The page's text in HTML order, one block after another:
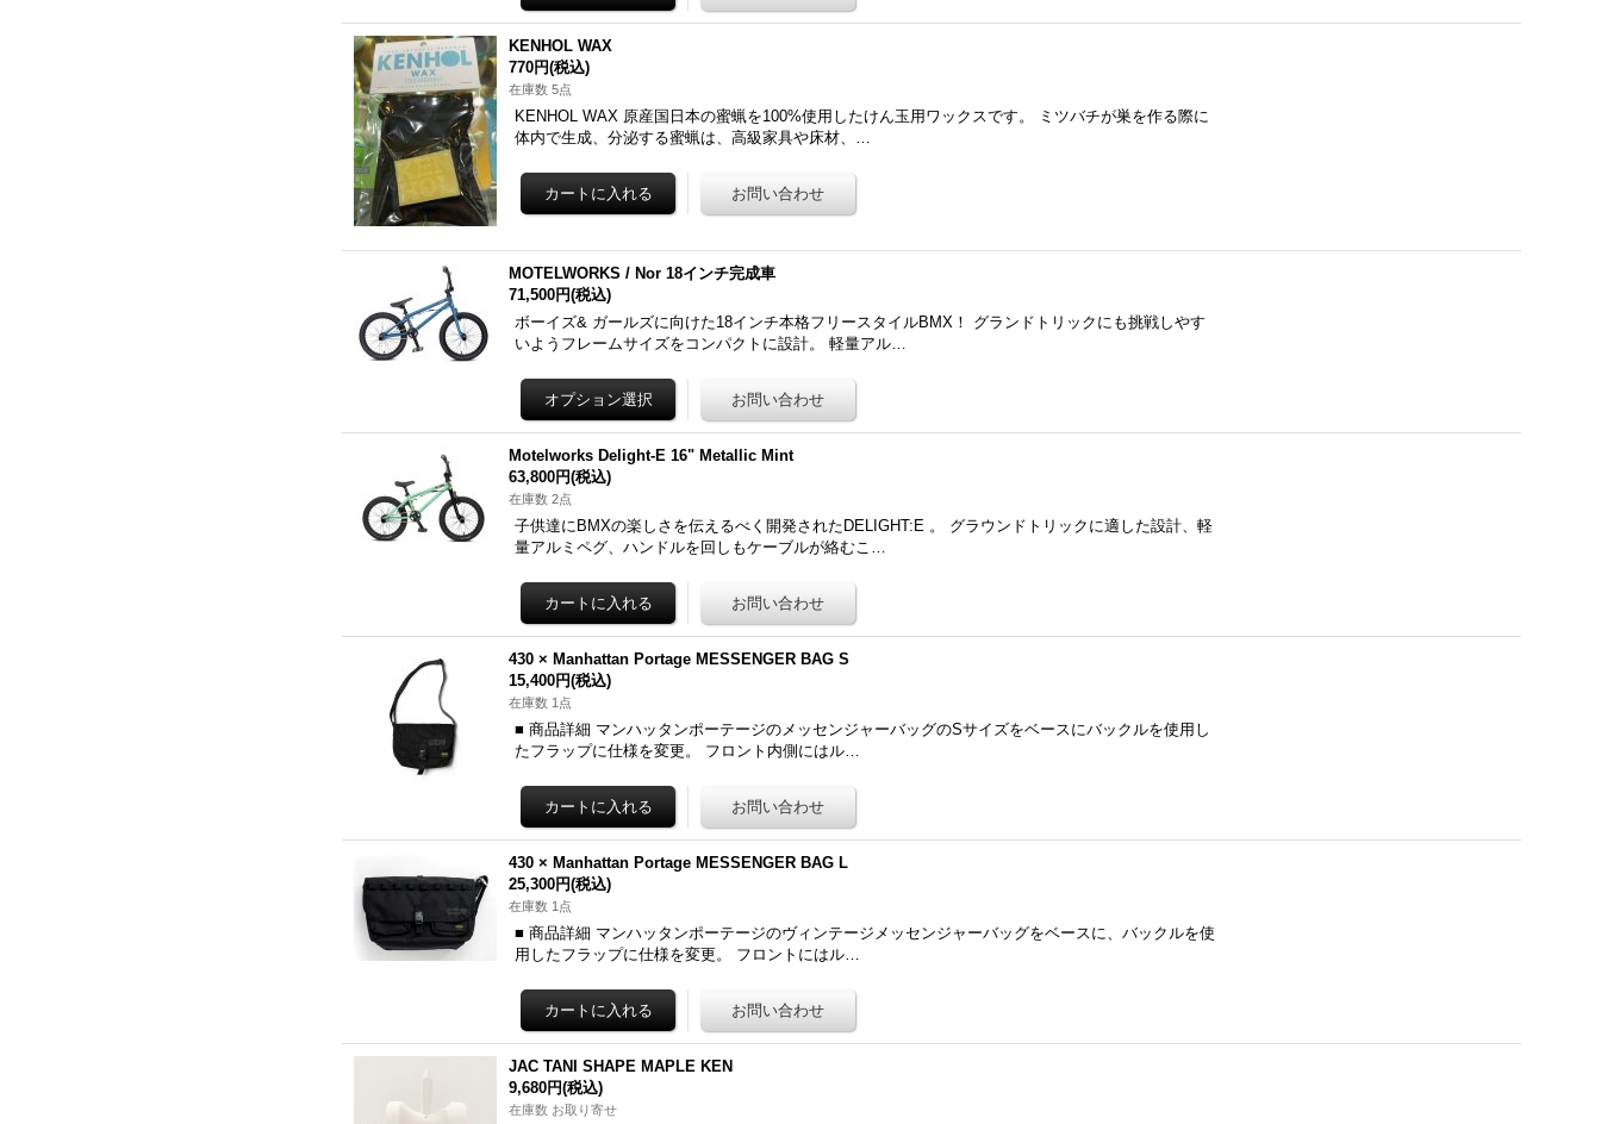
KENHOL WAX
770円(税込)
在庫数 5点
KENHOL WAX 原産国日本の蜜蝋を100%使用したけん玉用ワックスです。 ミツバチが巣を作る際に
体内で生成、分泌する蜜蝋は、高級家具や床材、…
MOTELWORKS / Nor 18インチ完成車
71,500円(税込)
ボーイズ& ガールズに向けた18インチ本格フリースタイルBMX！ グランドトリックにも挑戦しやす
いようフレームサイズをコンパクトに設計。 軽量アル…
Motelworks Delight-E 16" Metallic Mint
63,800円(税込)
在庫数 2点
子供達にBMXの楽しさを伝えるべく開発されたDELIGHT:E 。 グラウンドトリックに適した設計、軽
量アルミペグ、ハンドルを回しもケーブルが絡むこ…
430 × Manhattan Portage MESSENGER BAG S
15,400円(税込)
在庫数 1点
■ 商品詳細 マンハッタンポーテージのメッセンジャーバッグのSサイズをベースにバックルを使用し
たフラップに仕様を変更。 フロント内側にはル…
430 × Manhattan Portage MESSENGER BAG L
25,300円(税込)
在庫数 1点
■ 商品詳細 マンハッタンポーテージのヴィンテージメッセンジャーバッグをベースに、バックルを使
用したフラップに仕様を変更。 フロントにはル…
JAC TANI SHAPE MAPLE KEN
9,680円(税込)
在庫数 お取り寄せ